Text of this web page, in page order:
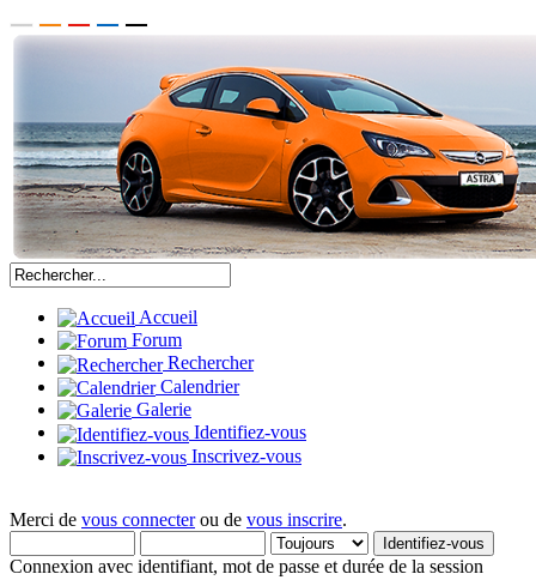
Accueil
Forum
Rechercher
Calendrier
Galerie
Identifiez-vous
Inscrivez-vous
Merci de vous connecterou de vous inscrire.
Connexion avec identifiant, mot de passe et durée de la session